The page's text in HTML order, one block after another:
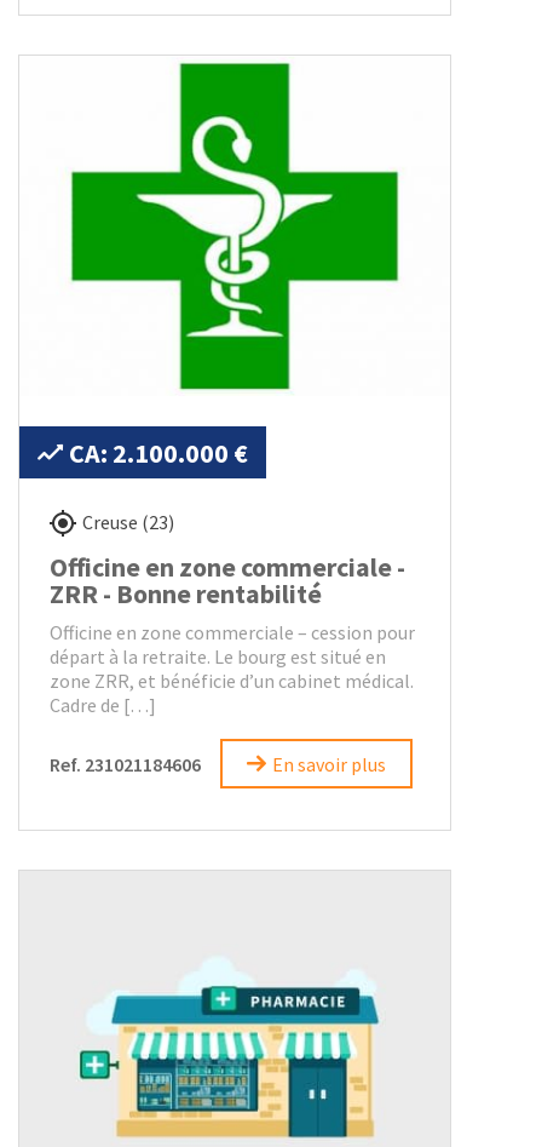
CA: 2.100.000 €
Creuse (23)
Officine en zone commerciale -
ZRR - Bonne rentabilité
Officine en zone commerciale – cession pour
départ à la retraite. Le bourg est situé en
zone ZRR, et bénéficie d’un cabinet médical.
Cadre de […]
Ref. 231021184606 En savoir plus